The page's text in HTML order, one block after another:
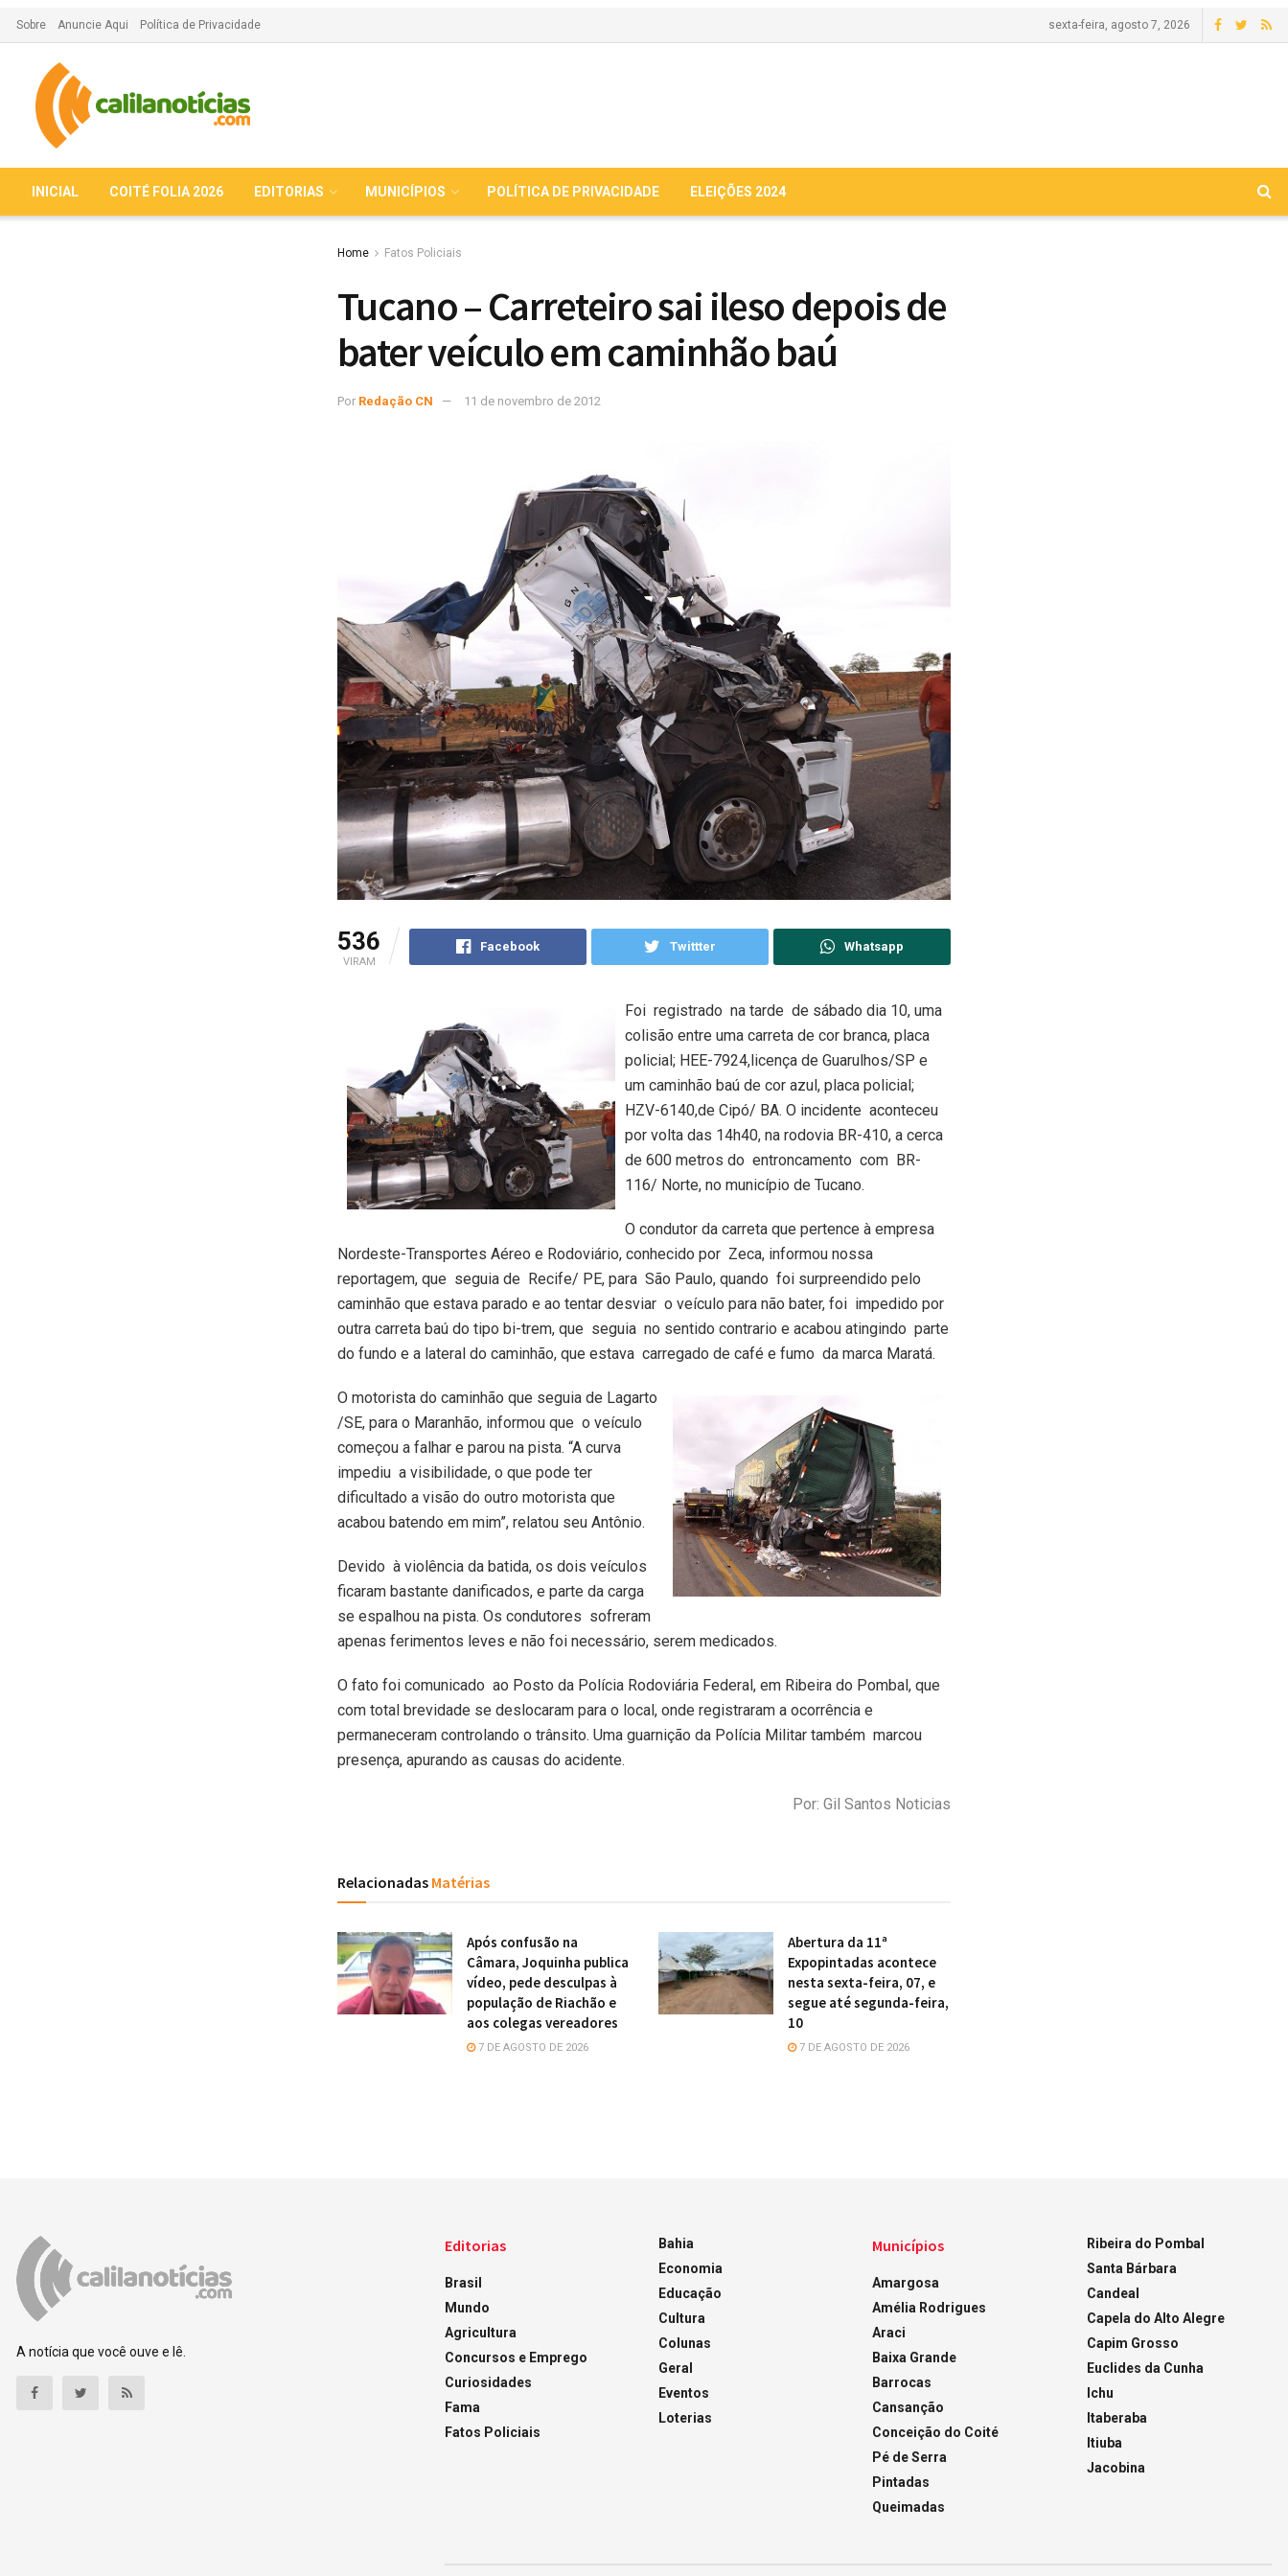
Sobre Anuncie Aqui Política de Privacidade sexta-feira, agosto 7, 2026
INICIAL COITÉ FOLIA 2026 EDITORIAS MUNICÍPIOS POLÍTICA DE PRIVACIDADE ELEIÇÕES 2024
Home Fatos Policiais
Tucano – Carreteiro sai ileso depois de
bater veículo em caminhão baú
Por Redação CN 11 de novembro de 2012
536
VIRAM
Facebook Twittter Whatsapp
Foi registrado na tarde de sábado dia 10, uma
colisão entre uma carreta de cor branca, placa
policial; HEE-7924,licença de Guarulhos/SP e
um caminhão baú de cor azul, placa policial;
HZV-6140,de Cipó/ BA. O incidente aconteceu
por volta das 14h40, na rodovia BR-410, a cerca
de 600 metros do entroncamento com BR-
116/ Norte, no município de Tucano.
O condutor da carreta que pertence à empresa
Nordeste-Transportes Aéreo e Rodoviário, conhecido por Zeca, informou nossa
reportagem, que seguia de Recife/ PE, para São Paulo, quando foi surpreendido pelo
caminhão que estava parado e ao tentar desviar o veículo para não bater, foi impedido por
outra carreta baú do tipo bi-trem, que seguia no sentido contrario e acabou atingindo parte
do fundo e a lateral do caminhão, que estava carregado de café e fumo da marca Maratá.
O motorista do caminhão que seguia de Lagarto
/SE, para o Maranhão, informou que o veículo
começou a falhar e parou na pista. “A curva
impediu a visibilidade, o que pode ter
dificultado a visão do outro motorista que
acabou batendo em mim”, relatou seu Antônio.
Devido à violência da batida, os dois veículos
ficaram bastante danificados, e parte da carga
se espalhou na pista. Os condutores sofreram
apenas ferimentos leves e não foi necessário, serem medicados.
O fato foi comunicado ao Posto da Polícia Rodoviária Federal, em Ribeira do Pombal, que
com total brevidade se deslocaram para o local, onde registraram a ocorrência e
permaneceram controlando o trânsito. Uma guarnição da Polícia Militar também marcou
presença, apurando as causas do acidente.
Por: Gil Santos Noticias
Relacionadas Matérias
Após confusão na
Câmara, Joquinha publica
vídeo, pede desculpas à
população de Riachão e
aos colegas vereadores
7 DE AGOSTO DE 2026
Abertura da 11ª
Expopintadas acontece
nesta sexta-feira, 07, e
segue até segunda-feira,
10
7 DE AGOSTO DE 2026
A notícia que você ouve e lê.
Editorias
Brasil
Mundo
Agricultura
Concursos e Emprego
Curiosidades
Fama
Fatos Policiais
Bahia
Economia
Educação
Cultura
Colunas
Geral
Eventos
Loterias
Municípios
Amargosa
Amélia Rodrigues
Araci
Baixa Grande
Barrocas
Cansanção
Conceição do Coité
Pé de Serra
Pintadas
Queimadas
Ribeira do Pombal
Santa Bárbara
Candeal
Capela do Alto Alegre
Capim Grosso
Euclides da Cunha
Ichu
Itaberaba
Itiuba
Jacobina